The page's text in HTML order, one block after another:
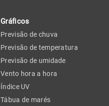
Gráficos
Previsão de chuva
Previsão de temperatura
Previsão de umidade
Vento hora a hora
Índice UV
Tábua de marés